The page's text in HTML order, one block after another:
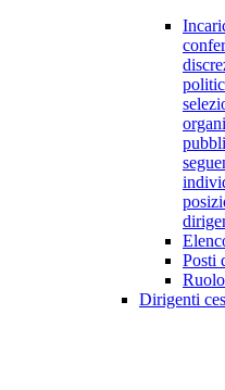
Posti
Dirigenti